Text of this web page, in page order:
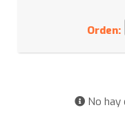
Orden:
No hay